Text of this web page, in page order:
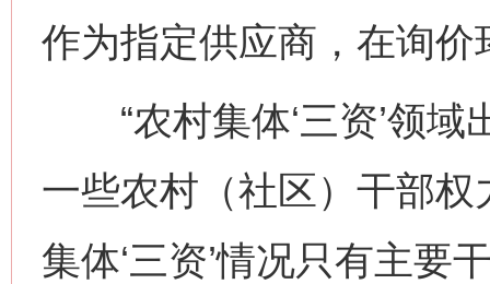
作为指定供应商，在询
“农村集体‘三资’领域
一些农村（社区）干部
集体‘三资’情况只有主要